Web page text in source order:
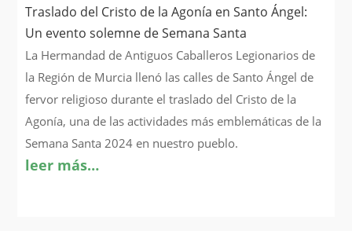
Traslado del Cristo de la Agonía en Santo Ángel:
Un evento solemne de Semana Santa
La Hermandad de Antiguos Caballeros Legionarios de
la Región de Murcia llenó las calles de Santo Ángel de
fervor religioso durante el traslado del Cristo de la
Agonía, una de las actividades más emblemáticas de la
Semana Santa 2024 en nuestro pueblo.
leer más…